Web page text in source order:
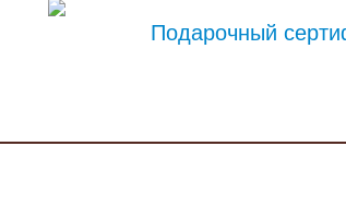
Подарочный